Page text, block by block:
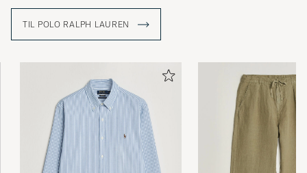
Care of Carl är bästa shoppingen. Så otrolig
snabb leverans, har aldrig upplevt några
problem med leveranser eller returer.
Produkterna är högsta kvalite, kan verkligen
rekommenderas.
SUSANNE L KØBTE PÅ CAREOFCARL.SE
TIL POLO RALPH LAUREN